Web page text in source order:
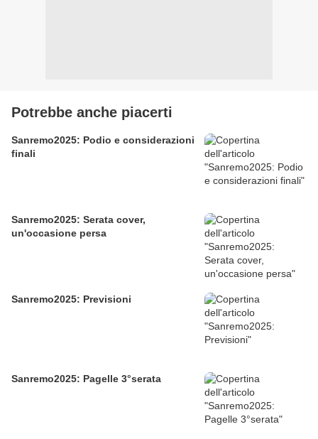
Potrebbe anche piacerti
Sanremo2025: Podio e considerazioni
finali
Sanremo2025: Serata cover,
un'occasione persa
Sanremo2025: Previsioni
Sanremo2025: Pagelle 3°serata